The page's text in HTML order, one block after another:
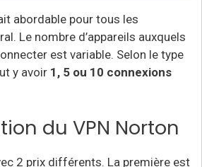
abordable pour tous les
Le nombre d’appareils auxquels
est variable. Selon le type
y avoir 1, 5 ou 10 connexions
du VPN Norton
2 prix différents. La première est